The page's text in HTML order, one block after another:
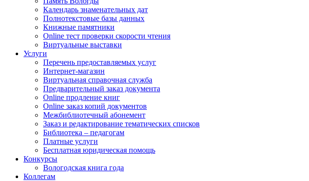
Календарь знаменательных дат
Полнотекстовые базы данных
Книжные памятники
Online тест проверки скорости чтения
Виртуальные выставки
Услуги
Перечень предоставляемых услуг
Интернет-магазин
Виртуальная справочная служба
Предварительный заказ документа
Online продление книг
Online заказ копий документов
Межбиблиотечный абонемент
Заказ и редактирование тематических списков
Библиотека – педагогам
Платные услуги
Бесплатная юридическая помощь
Конкурсы
Вологодская книга года
Коллегам